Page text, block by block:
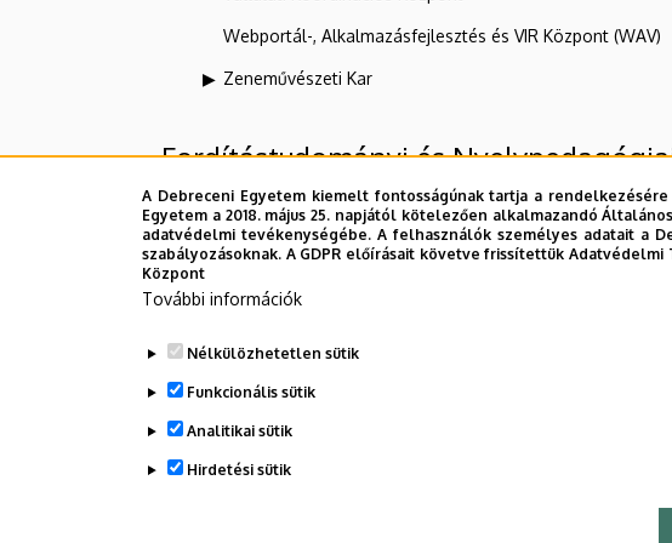
Webportál-, Alkalmazásfejlesztés és VIR Központ (WAV)
Zeneművészeti Kar
Fordítástudományi és
Felettes szervezeti egységek
Germanisztikai Intézet
Dolgozói adatmódosítás igénylése a DE
A Debreceni Egyetem kiemelt fontosságúnak tartja a
Egyetem a 2018. május 25. napjától kötelezően alkalmazandó
adatvédelmi tevékenységébe. A felhasználók személyes adatait a
szabályozásoknak. A GDPR előírásait követve frissítettük
Központ
További információk
Nélkülözhetetlen sütik
Funkcionális sütik
Analitikai sütik
Hirdetési sütik